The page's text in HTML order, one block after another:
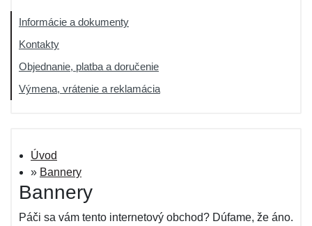
Informácie a dokumenty
Kontakty
Objednanie, platba a doručenie
Výmena, vrátenie a reklamácia
Úvod
» Bannery
Bannery
Páči sa vám tento internetový obchod? Dúfame, že áno.